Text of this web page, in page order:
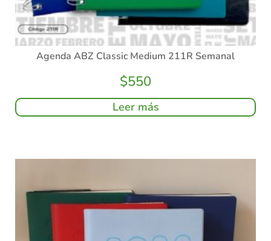
Agenda ABZ Classic Medium 211R Semanal
$550
Leer más